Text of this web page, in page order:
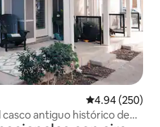
Calificación
4.94 (250)
antiguo histórico de